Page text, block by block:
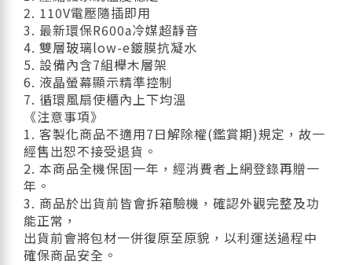
2. 110V電壓隨插即用
3. 最新環保R600a冷媒超靜音
4. 雙層玻璃low-e鍍膜抗凝水
5. 設備內含7組櫸木層架
6. 液晶螢幕顯示精準控制
7. 循環風扇使櫃內上下均溫
《注意事項》
1. 客製化商品不適用7日解除權(鑑賞期)規定，故一
經售出恕不接受退貨。
2. 本商品全機保固一年，經消費者上網登錄再贈一
年。
3. 商品於出貨前皆會拆箱驗機，確認外觀完整及功
能正常，
出貨前會將包材一併復原至原貌，以利運送過程中
確保商品安全。